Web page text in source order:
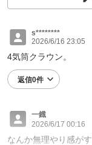
s********
2026/6/16 23:05
4気筒クラウン。
返信0件
一鐡
2026/6/17 00:16
なんか無理やり感が